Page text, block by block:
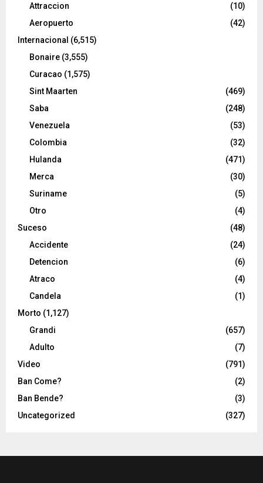
Attraccion
(10)
Aeropuerto
(42)
Internacional (6,515)
Bonaire (3,555)
Curacao (1,575)
Sint Maarten
(469)
Saba
(248)
Venezuela
(53)
Colombia
(32)
Hulanda
(471)
Merca
(30)
Suriname
(5)
Otro
(4)
Suceso
(48)
Accidente
(24)
Detencion
(6)
Atraco
(4)
Candela
(1)
Morto (1,127)
Grandi
(657)
Adulto
(7)
Video
(791)
Ban Come?
(2)
Ban Bende?
(3)
Uncategorized
(327)